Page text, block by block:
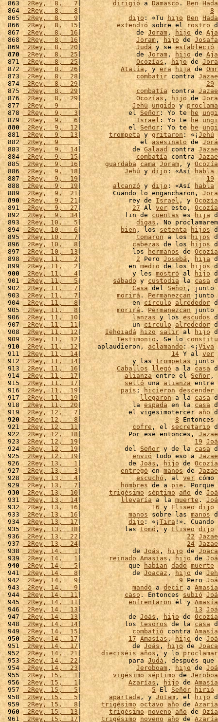
863 2Rey,  8,   7 | dirigió a Damasco . Ben
864
2Rey,  8,   8 | 8
865
2Rey,  8,   9| dijo: «Tu hijo Ben
866 2Rey,  8,  15| extendió sobre el rostro
867 2Rey,  8,  16|              de Joram , hijo de
868 2Rey,  8,  16 | Joram, hijo de
869 2Rey,  8,  20 | Judá y se estableció
870
2Rey,  8,  25 |              de Joram , hijo de
871
2Rey,  8,  25| Ocozías, hijo de
872
2Rey,  8,  26 | Atalía , y era hija de
873 2Rey,  8,  28 | combatir contra
874 2Rey,  8,  29| 29
875 2Rey,  8,  29 | combatía contra
876 2Rey,  8,  29 | Ocozías, hijo de
877
2Rey,  9 | Jehú ungido y
878 2Rey,  9,   3|            el Señor: Yo te he
879
2Rey,  9,   6 | Israel : Yo te he
880
2Rey,  9,  12 |            el Señor : Yo te he
881
2Rey,  9,  13 | trompeta y gritaron: «¡ Jehú
882
2Rey,  9 |               el asesinato de
883
2Rey,  9,  14|             de Galaad contra
884 2Rey,  9,  15| combatía contra
885 2Rey,  9,  16 | guardaba cama Joram, y
886 2Rey,  9,  18 | Jehú y dijo : «Así habla
887
2Rey,  9,  19 | 19
888 2Rey,  9,  19| alcanzó y dijo : «Así habla
889
2Rey,  9,  21 |        Cuando lo engancharon,
890 2Rey,  9,  21 |            rey de Israel , y
891 2Rey,  9,  27| 27 Al ver esto,
892 2Rey,  9,  34 |           fin de cuentas es hija
893 2Rey, 10,   5 | digas . No
894 2Rey, 10,   6 | bien, los setenta hijos
895 2Rey, 10,   7| tomaron a los hijos
896
2Rey, 10,   8| cabezas de los hijos
897
2Rey, 10,  13|             los hermanos de
898
2Rey, 11,   2 | 2 Pero Josebá , hija
899
2Rey, 11,   2|            en medio de los hijos
900
2Rey, 11,   4|             y les mostró al hijo
901
2Rey, 11,   5| sábado y custodia la casa
902 2Rey, 11,   7 | Casa del Señor,
903 2Rey, 11,   7| morirá . Permanezcan
904
2Rey, 11,   8 |             en círculo alrededor
905 2Rey, 11,   8| morirá. Permanezcan
906
2Rey, 11,  10 | lanzas y los escudos
907 2Rey, 11,  11 |             un círculo alrededor
908 2Rey, 11,  12| Iehoiadá hizo salir al hijo
909 2Rey, 11,  12 | Testimonio. Se lo
910 2Rey, 11,  12 |    aplaudieron, aclamando : «¡Viva
911 2Rey, 11,  14 | 14 Y al ver
912 2Rey, 11,  14|             y las trompetas
913
2Rey, 11,  16| Caballos llegó a la casa
914
2Rey, 11,  17| alianza entre el Señor ,
915
2Rey, 11,  17 | selló una alianza
916
2Rey, 11,  19| país ; hicieron descender
917
2Rey, 11,  19| llegaron a la casa
918
2Rey, 11,  20|             la espada en la casa
919 2Rey, 12,   7 |            el vigesimotercer año
920 2Rey, 12,   8| 8
921
2Rey, 12,  11 | cofre, el secretario
922 2Rey, 12,  18|            Por ese entonces,
923
2Rey, 12,  19 | 19
924 2Rey, 12,  19 |           del Señor y de la casa
925 2Rey, 12,  19| envió todo eso a
926 2Rey, 13,   1 |            de Joás, hijo de
927 2Rey, 13,   3 | entregó en manos de
928 2Rey, 13,   4 | escuchó , al ver
929 2Rey, 13,   7| hombres de a pie .
930
2Rey, 13,  10| trigésimo séptimo año de
931
2Rey, 13,  14| llevaría a la muerte.
932 2Rey, 13,  16 | 16 y Eliseo dijo
933
2Rey, 13,  16| manos sobre las manos
934 2Rey, 13,  17| dijo : «¡ Tira !».
935
2Rey, 13,  18 |           las tomó, y Eliseo dijo
936 2Rey, 13,  22 | 22
937 2Rey, 13,  24 | 24
938
2Rey, 14,   1 |             de Joás , hijo de
939 2Rey, 14,   1| reinado Amasías, hijo de
940
2Rey, 14,   5 |            que habían dado muerte
941 2Rey, 14,   8|             de Joacaz , hijo de
942 2Rey, 14,   9| 9 Pero
943 2Rey, 14,   9 | mandó a decir a
944 2Rey, 14,  11 | caso. Entonces subió
945 2Rey, 14,  11 | enfrentaron él y
946 2Rey, 14,  13| 13
947
2Rey, 14,  13|            de Joás , hijo de
948
2Rey, 14,  14|           los tesoros de la casa
949 2Rey, 14,  15 | combatió contra
950
2Rey, 14,  17| 17 Amasías , hijo de
951 2Rey, 14,  17|             de Joás , hijo de
952 2Rey, 14,  21 | dieciséis años, y lo
953 2Rey, 14,  22 |            para Judá , después
954 2Rey, 14,  23 | Jeroboam , hijo de
955
2Rey, 15,   1 | vigésimo séptimo de
956 2Rey, 15,   1 | Azarías , hijo de
957
2Rey, 15,   5 | 5 El Señor hirió
958 2Rey, 15,   5| apartada, y Jotam, el hijo
959 2Rey, 15,   8| trigésimo octavo año de
960 2Rey, 15,  13 | trigésimo noveno año de
961
2Rey, 15,  17 | trigésimo noveno año de